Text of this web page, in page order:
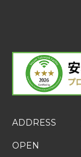
ADDRESS
OPEN